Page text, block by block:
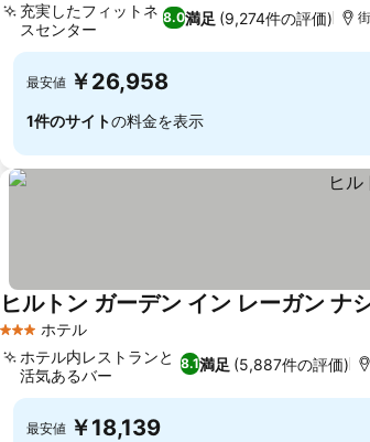
8.0満足 (9,274件の評価)
充実したフィットネ
スセンター
最安値 ￥26,958
1件のサイトの料金を表示
3 ホテルのランク
ホテル
ヒルトン ガーデン イン レーガン ナ
8.1満足 (5,887件の評価)
ホテル内レストランと
活気あるバー
最安値 ￥18,139